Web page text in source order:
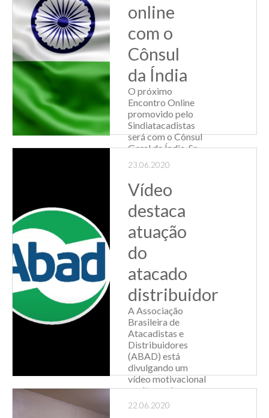
novidades já estão
disponíveis aos...
Leia Mais
online
com o
Cônsul
da Índia
O próximo
Encontro Online
promovido pelo
Sindiatacadistas
será com o Cônsul
Geral da Índia, Sr.
Amit Kumar
Mishra. A Índia já é
um grande
participante do
comércio
internacional de
bens e de serviços,
...
Leia Mais
23.06.2020
Vídeo
destaca
atuação
do
atacado
distribuidor
A Associação
Brasileira de
Atacadistas e
Distribuidores
(ABAD) está
divulgando um
vídeo motivacional
enaltecendo a
atuação de
22.06.2020